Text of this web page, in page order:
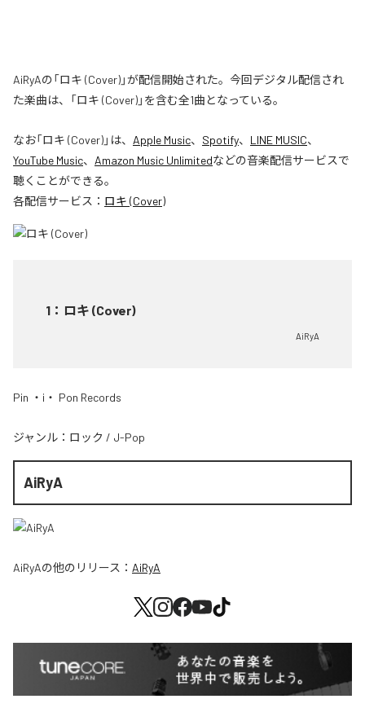
AiRyAの「ロキ (Cover)」が配信開始された。今回デジタル配信され
た楽曲は、「ロキ (Cover)」を含む全1曲となっている。
なお「ロキ (Cover)」は、 Apple Music、 Spotify、 LINE MUSIC、
YouTube Music、 Amazon Music Unlimitedなどの音楽配信サービスで
聴くことができる。
各配信サービス： ロキ (Cover)
1 ： ロキ (Cover)
AiRyA
Pin ・i・ Pon Records
ジャンル： ロック / J-Pop
AiRyA
AiRyAの他のリリース： AiRyA